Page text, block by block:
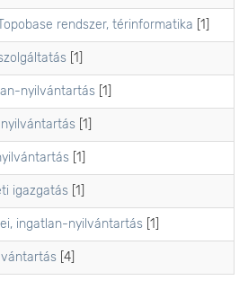
rendszer, térinformatika [1]
[1]
nyilvántartás [1]
[1]
[1]
igazgatás [1]
ingatlan-nyilvántartás [1]
[4]